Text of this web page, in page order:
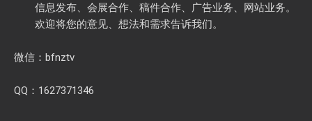
信息发布、会展合作、稿件合作、广告业务、网站业务。
欢迎将您的意见、想法和需求告诉我们。
微信：bfnztv
QQ：1627371346